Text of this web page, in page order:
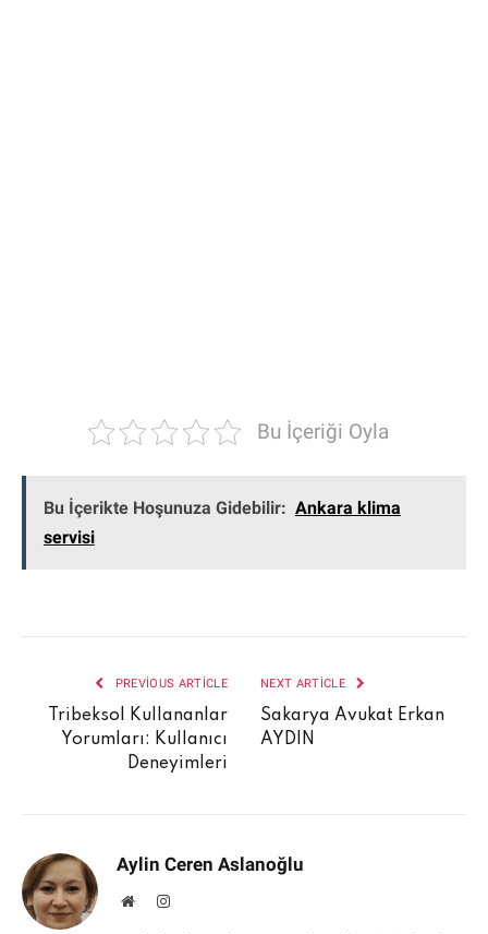
Bu İçeriği Oyla
Bu İçerikte Hoşunuza Gidebilir: Ankara klima
servisi
PREVIOUS ARTICLE
Tribeksol Kullananlar
Yorumları: Kullanıcı
Deneyimleri
NEXT ARTICLE
Sakarya Avukat Erkan
AYDIN
Aylin Ceren Aslanoğlu
WebsiteInstagram